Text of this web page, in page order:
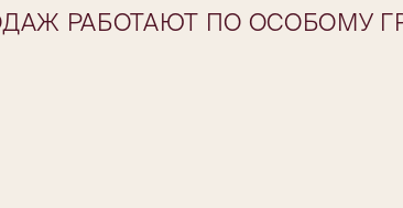
РАБОТАЮТ ПО ОСОБОМУ